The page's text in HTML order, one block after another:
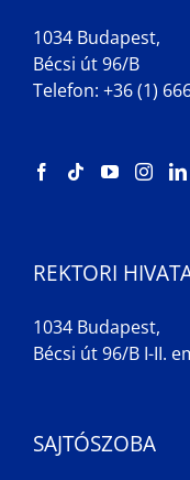
1034 Budapest,
Bécsi út 96/B
Telefon: +36 (1)
REKTORI
1034 Budapest,
Bécsi út 96/B I-II.
SAJTÓSZOBA